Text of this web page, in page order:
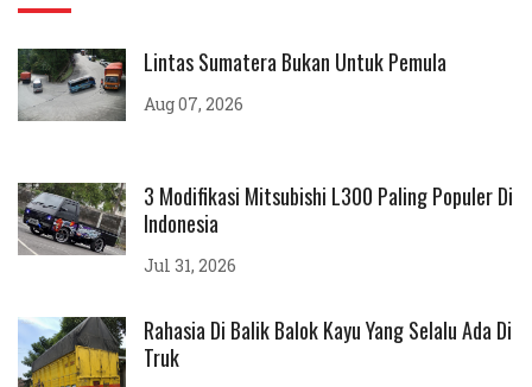
Lintas Sumatera Bukan Untuk Pemula
Aug 07, 2026
3 Modifikasi Mitsubishi L300 Paling Populer Di
Indonesia
Jul 31, 2026
Rahasia Di Balik Balok Kayu Yang Selalu Ada Di
Truk